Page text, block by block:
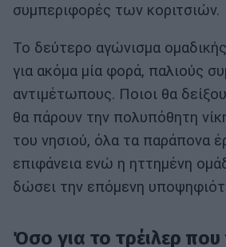
συμπεριφορές των κοριτσιών.
Το δεύτερο αγώνισμα
για ακόμα μία φορά, παλιούς
αντιμέτωπους. Ποιοι θα
θα πάρουν την πολυπόθητη
του νησιού, όλα τα παράπονα
επιφάνεια ενώ η ηττημένη
δώσει την επόμενη
Όσο για το τρέιλερ